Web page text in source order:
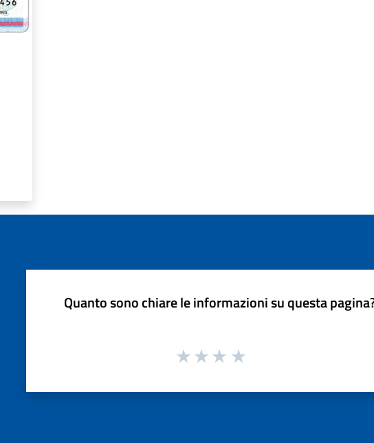
Quanto sono chiare le informazioni su questa